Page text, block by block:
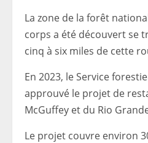
La zone de la forêt
corps a été découvert se
cinq à six miles de cette
En 2023, le Service
approuvé le projet de
McGuffey et du Rio
Le projet couvre environ